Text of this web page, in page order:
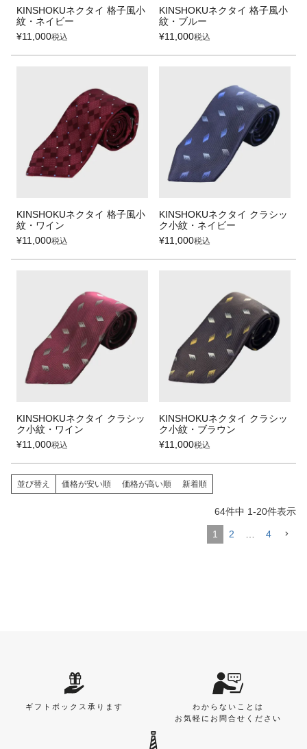
KINSHOKUネクタイ 格子風小
紋・ネイビー
¥11,000税込
KINSHOKUネクタイ 格子風小
紋・ブルー
¥11,000税込
KINSHOKUネクタイ 格子風小
紋・ワイン
¥11,000税込
KINSHOKUネクタイ クラシッ
ク小紋・ネイビー
¥11,000税込
KINSHOKUネクタイ クラシッ
ク小紋・ワイン
¥11,000税込
KINSHOKUネクタイ クラシッ
ク小紋・ブラウン
¥11,000税込
並び替え 価格が安い順 価格が高い順 新着順
64件中 1-20件表示
1 2 4
ギフトボックス承ります
わからないことは
お気軽にお問合せください